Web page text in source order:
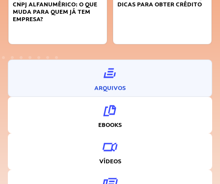
CNPJ ALFANUMÉRICO: O QUE
MUDA PARA QUEM JÁ TEM
EMPRESA?
DICAS PARA OBTER CRÉDITO
ARQUIVOS
EBOOKS
VÍDEOS